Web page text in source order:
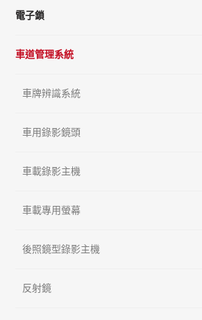
電子鎖
車道管理系統
車牌辨識系統
車用錄影鏡頭
車載錄影主機
車載專用螢幕
後照鏡型錄影主機
反射鏡